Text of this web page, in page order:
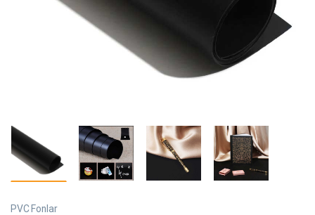
PVC Fonlar